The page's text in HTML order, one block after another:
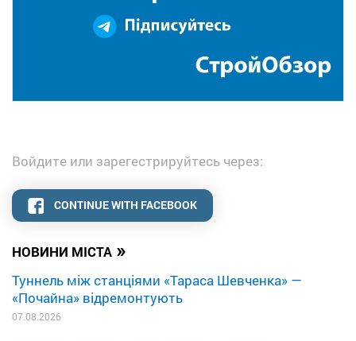
НОВИНИ МІСТА »
Туннель між станціями «Тараса Шевченка» —
«Почайна» відремонтують
07.08.2026
Войдите или зарегестрируйтесь через:
CONTINUE WITH FACEBOOK